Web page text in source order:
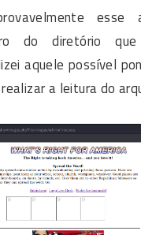
esse
do diretório
aquele possível
a leitura do